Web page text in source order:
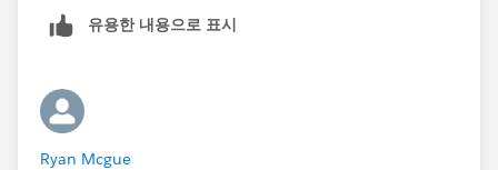
Contains(CMP_WF_Status__c,"Waiting"),
Contains(CMP_WF_Action__c ,"Submit")
)))
유용한 내용으로 표시
Ryan Mcgue